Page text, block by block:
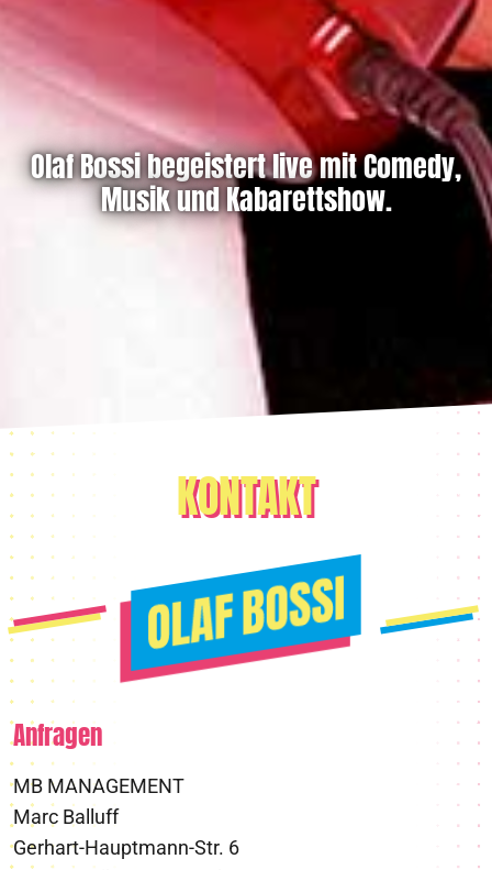
Olaf Bossi begeistert live mit Comedy,
Musik und Kabarettshow.
KONTAKT
Anfragen
MB MANAGEMENT
Marc Balluff
Gerhart-Hauptmann-Str. 6